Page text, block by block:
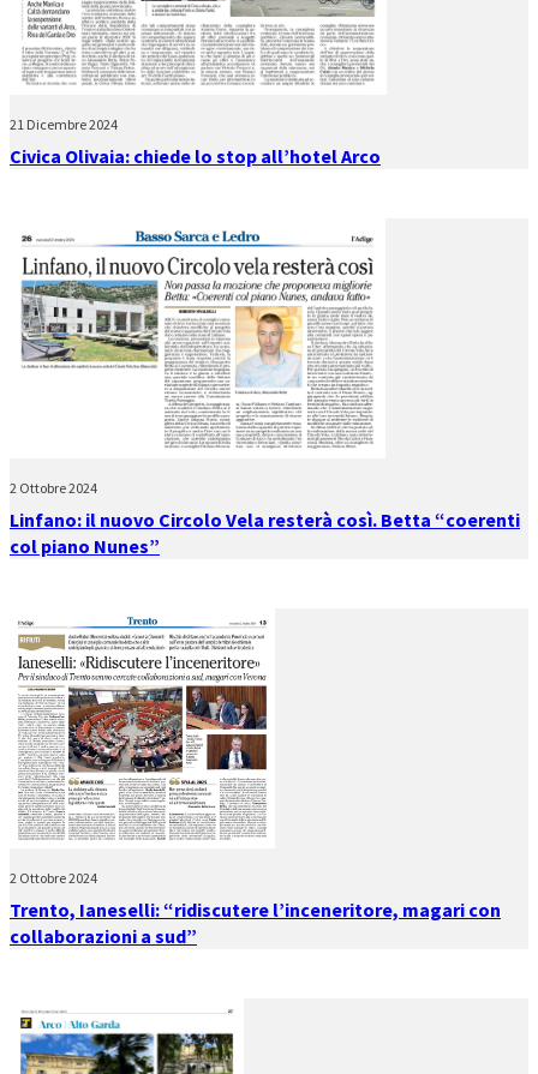
21 Dicembre 2024
Civica Olivaia: chiede lo stop all’hotel Arco
2 Ottobre 2024
Linfano: il nuovo Circolo Vela resterà così. Betta “coerenti
col piano Nunes”
2 Ottobre 2024
Trento, Ianeselli: “ridiscutere l’inceneritore, magari con
collaborazioni a sud”